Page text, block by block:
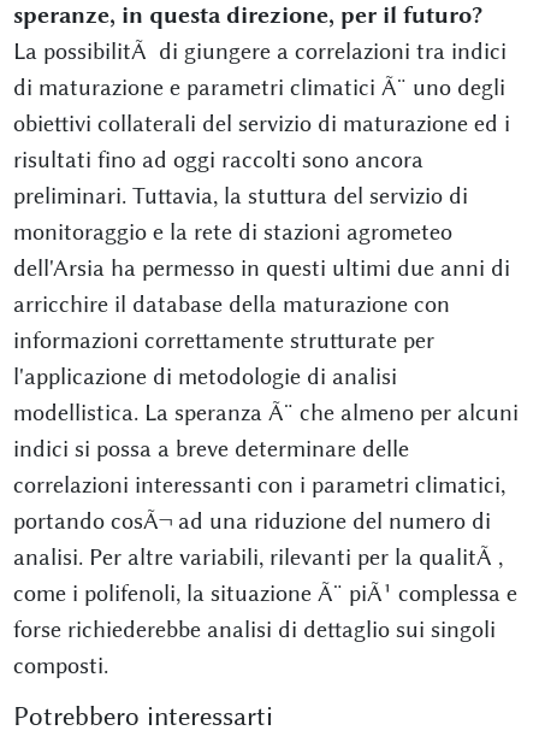
speranze, in questa direzione, per il futuro?
La possibilitÃ di giungere a correlazioni tra indici
di maturazione e parametri climatici Ã¨ uno degli
obiettivi collaterali del servizio di maturazione ed i
risultati fino ad oggi raccolti sono ancora
preliminari. Tuttavia, la stuttura del servizio di
monitoraggio e la rete di stazioni agrometeo
dell'Arsia ha permesso in questi ultimi due anni di
arricchire il database della maturazione con
informazioni correttamente strutturate per
l'applicazione di metodologie di analisi
modellistica. La speranza Ã¨ che almeno per alcuni
indici si possa a breve determinare delle
correlazioni interessanti con i parametri climatici,
portando cosÃ¬ ad una riduzione del numero di
analisi. Per altre variabili, rilevanti per la qualitÃ ,
come i polifenoli, la situazione Ã¨ piÃ¹ complessa e
forse richiederebbe analisi di dettaglio sui singoli
composti.
Potrebbero interessarti